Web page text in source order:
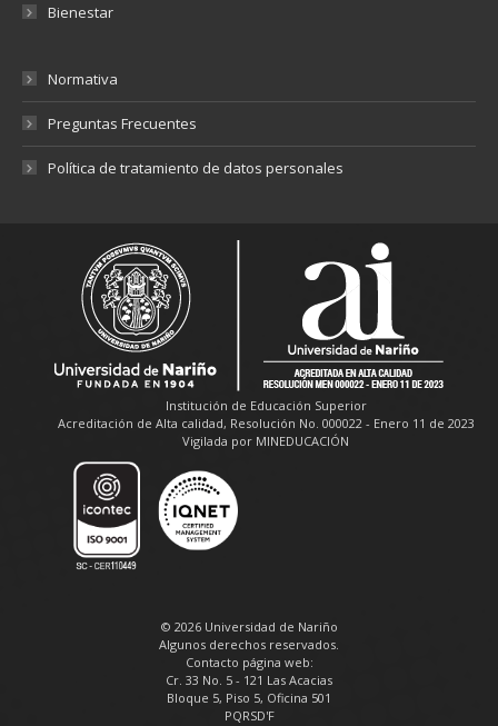
Bienestar
Normativa
Preguntas Frecuentes
Política de tratamiento de datos personales
Institución de Educación Superior
Acreditación de Alta calidad, Resolución No. 000022 - Enero 11 de 2023
Vigilada por MINEDUCACIÓN
© 2026 Universidad de Nariño
Algunos derechos reservados.
Contacto página web:
Cr. 33 No. 5 - 121 Las Acacias
Bloque 5, Piso 5, Oficina 501
PQRSD'F